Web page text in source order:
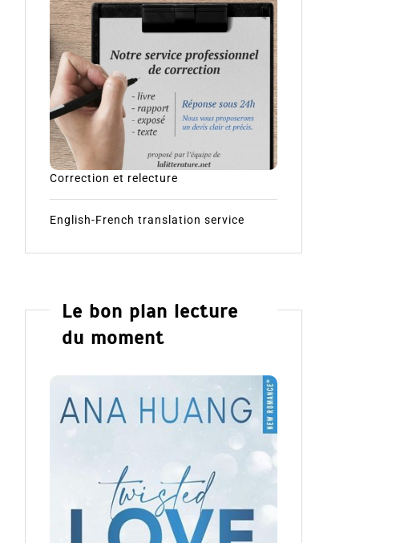
Correction et relecture
English-French translation service
Le bon plan lecture
du moment